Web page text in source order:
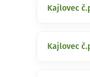
Kajlovec
Kajlovec